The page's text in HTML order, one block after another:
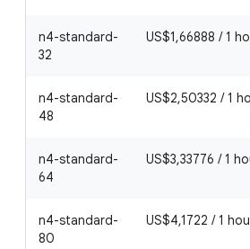
n4-standard-
32
US$1,66888 / 1
n4-standard-
48
US$2,50332 / 1
n4-standard-
64
US$3,33776 / 1
n4-standard-
80
US$4,1722 / 1